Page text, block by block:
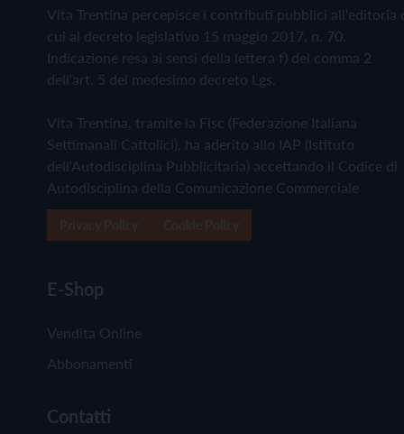
Vita Trentina percepisce i contributi pubblici all'editoria
cui al decreto legislativo 15 maggio 2017, n. 70.
Indicazione resa ai sensi della lettera f) del comma 2
dell'art. 5 del medesimo decreto Lgs.
Vita Trentina, tramite la Fisc (Federazione Italiana
Settimanali Cattolici), ha aderito allo IAP (Istituto
dell'Autodisciplina Pubblicitaria) accettando il Codice di
Autodisciplina della Comunicazione Commerciale
E-Shop
Vendita Online
Abbonamenti
Contatti